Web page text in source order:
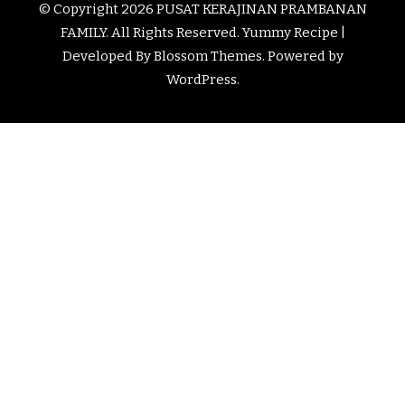
© Copyright 2026 PUSAT KERAJINAN PRAMBANAN
FAMILY. All Rights Reserved.Yummy Recipe |
Developed ByBlossom Themes. Powered by
WordPress.